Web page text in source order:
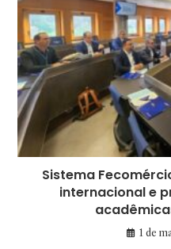
Sistema
internacional e
1 de